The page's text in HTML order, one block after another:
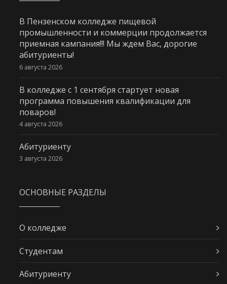
В Пензенском колледже пищевой
промышленности и коммерции продолжается
приемная кампания!!! Мы ждем Вас, дорогие
абитуриенты!
6 августа 2026
В колледже с 1 сентября стартует новая
программа повышения квалификации для
поваров!
4 августа 2026
Абитуриенту
3 августа 2026
ОСНОВНЫЕ РАЗДЕЛЫ
О колледже
Студентам
Абитуриенту